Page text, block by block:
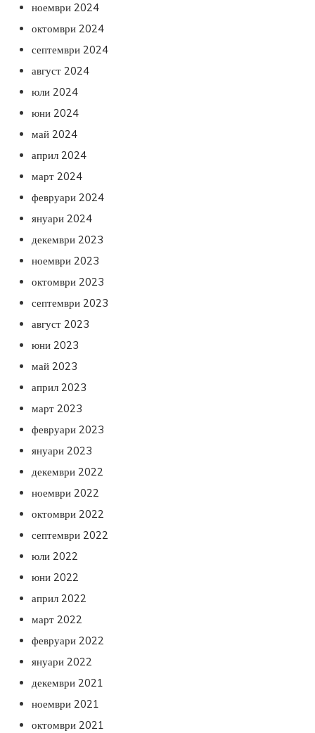
ноември 2024
октомври 2024
септември 2024
август 2024
юли 2024
юни 2024
май 2024
април 2024
март 2024
февруари 2024
януари 2024
декември 2023
ноември 2023
октомври 2023
септември 2023
август 2023
юни 2023
май 2023
април 2023
март 2023
февруари 2023
януари 2023
декември 2022
ноември 2022
октомври 2022
септември 2022
юли 2022
юни 2022
април 2022
март 2022
февруари 2022
януари 2022
декември 2021
ноември 2021
октомври 2021